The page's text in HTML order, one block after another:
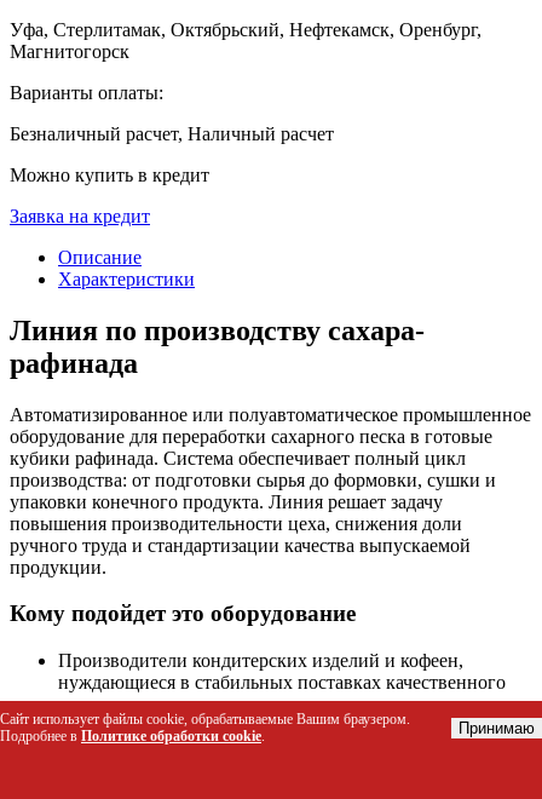
Уфа, Стерлитамак, Октябрьский, Нефтекамск, Оренбург,
Магнитогорск
Варианты оплаты:
Безналичный расчет, Наличный расчет
Можно купить в кредит
Заявка на кредит
Описание
Характеристики
Линия по производству сахара-
рафинада
Автоматизированное или полуавтоматическое промышленное
оборудование для переработки сахарного песка в готовые
кубики рафинада. Система обеспечивает полный цикл
производства: от подготовки сырья до формовки, сушки и
упаковки конечного продукта. Линия решает задачу
повышения производительности цеха, снижения доли
ручного труда и стандартизации качества выпускаемой
продукции.
Кому подойдет это оборудование
Производители кондитерских изделий и кофеен,
нуждающиеся в стабильных поставках качественного
сахара.
Владельцы пищевых фабрик, планирующие расширение
ассортимента или модернизацию существующих линий
Сайт использует файлы cookie, обрабатываемые Вашим браузером.
Подробнее в Политике обработки cookie. Принимаю